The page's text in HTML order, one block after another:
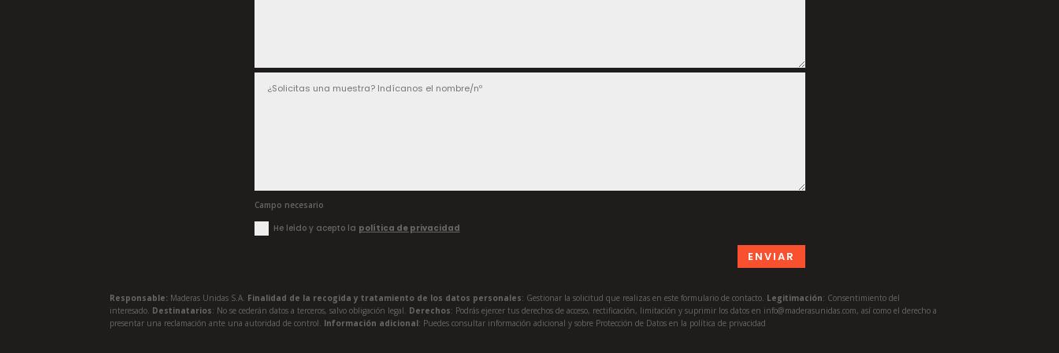
Campo necesario
He leído y acepto la política de privacidad
ENVIAR
Responsable:Maderas Unidas S.A. Finalidad de la recogida y tratamiento de los datos personales: Gestionar la solicitud que realizas en este formulario de contacto. Legitimación: Consentimiento del
interesado. Destinatarios: No se cederán datos a terceros, salvo obligación legal. Derechos: Podrás ejercer tus derechos de acceso, rectificación, limitación y suprimir los datos en info@maderasunidas.com, así como el derecho a
presentar una reclamación ante una autoridad de control. Información adicional: Puedes consultar información adicional y sobre Protección de Datos en la política de privacidad